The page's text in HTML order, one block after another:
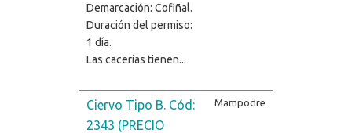
Demarcación: Cofiñal.
Duración del permiso:
1 día.
Las cacerías tienen...
Ciervo Tipo B. Cód:
2343 (PRECIO
Mampodre